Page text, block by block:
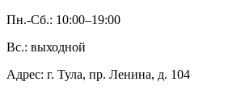
Пн.-Сб.: 10:00–19:00
Вс.: выходной
Адрес: г. Тула, пр. Ленина, д. 104